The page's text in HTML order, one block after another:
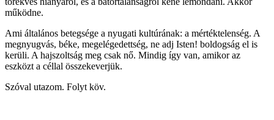
működne.
Ami általános betegsége a nyugati kultúrának: a mértéktelenség. A
megnyugvás, béke, megelégedettség, ne adj Isten! boldogság el is
kerüli. A hajszoltság meg csak nő. Mindig így van, amikor az
eszközt a céllal összekeverjük.
Szóval utazom. Folyt köv.